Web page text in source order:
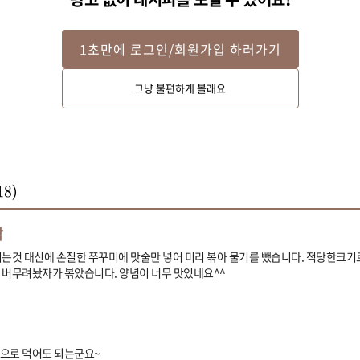
1초만에 로그인/회원가입 하러가기
그냥 불편하게 볼래요
)
것 대신에 손질한 쭈꾸미에 맛술만 넣어 미리 볶아 물기를 뺐습니다. 적당한크기
무려놨자가 볶았습니다. 양념이 너무 맛있네요^^
로 먹어도 되는군요~